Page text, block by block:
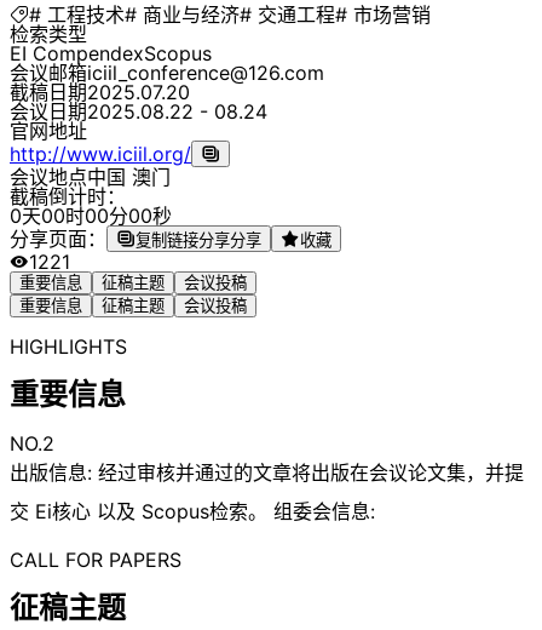
# 工程技术# 商业与经济# 交通工程# 市场营销
检索类型
EI CompendexScopus
会议邮箱iciil_conference@126.com
截稿日期2025.07.20
会议日期2025.08.22 - 08.24
官网地址
http://www.iciil.org/
会议地点中国 澳门
截稿倒计时：
0天00时00分00秒
分享页面：
复制链接分享分享 收藏
1221
重要信息 征稿主题
会议投稿
重要信息
征稿主题 会议投稿
HIGHLIGHTS
重要信息
NO.2
出版信息: 经过审核并通过的文章将出版在会议论文集，并提
交 Ei核心 以及 Scopus检索。 组委会信息:
CALL FOR PAPERS
征稿主题